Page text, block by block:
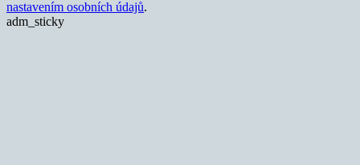
nastavením osobních údajů.
adm_sticky